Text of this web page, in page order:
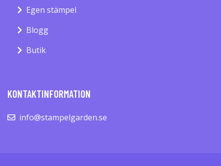
Egen stämpel
Blogg
Butik
KONTAKTINFORMATION
info@stampelgarden.se